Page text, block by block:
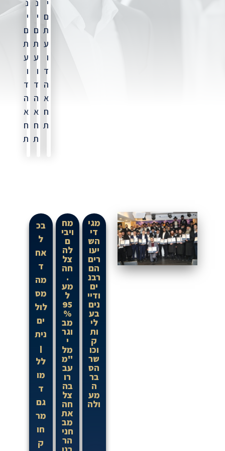
י
ם
ת
ע
ו
ד
ה
א
ח
ת
נ
י
ם
ת
ע
ו
ד
ה
א
ח
ת
נ
י
ם
ת
ע
ו
ד
ה
א
ח
ת
מגי
די
הש
יעו
רים
הם
רבנ
ים
ודיי
נים
בע
לי
ות
ק
וכו
שר
הס
בר
ה
מע
ולה
מח
ויבי
ם
לה
צל
חה
.
מע
ל
95
%
מב
וגר
י
מל
"מ
עב
רו
בה
צל
חה
את
מב
חני
הר
בכ
ל
אח
ד
מה
מס
לול
ים
נית
ן
לל
מו
ד
גם
מר
חו
ק